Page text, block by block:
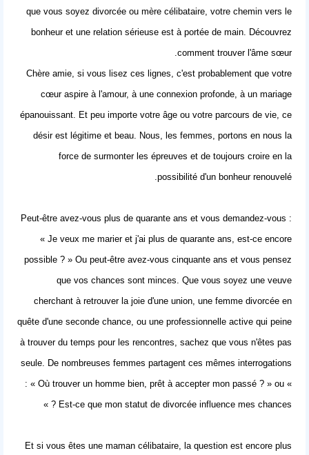
que vous soyez divorcée ou mère célibataire, votre chemin vers le
bonheur et une relation sérieuse est à portée de main. Découvrez
comment trouver l'âme sœur.
Chère amie, si vous lisez ces lignes, c'est probablement que votre
cœur aspire à l'amour, à une connexion profonde, à un mariage
épanouissant. Et peu importe votre âge ou votre parcours de vie, ce
désir est légitime et beau. Nous, les femmes, portons en nous la
force de surmonter les épreuves et de toujours croire en la
possibilité d'un bonheur renouvelé.
Peut-être avez-vous plus de quarante ans et vous demandez-vous :
« Je veux me marier et j'ai plus de quarante ans, est-ce encore
possible ? » Ou peut-être avez-vous cinquante ans et vous pensez
que vos chances sont minces. Que vous soyez une veuve
cherchant à retrouver la joie d'une union, une femme divorcée en
quête d'une seconde chance, ou une professionnelle active qui peine
à trouver du temps pour les rencontres, sachez que vous n'êtes pas
seule. De nombreuses femmes partagent ces mêmes interrogations
: « Où trouver un homme bien, prêt à accepter mon passé ? » ou «
Est-ce que mon statut de divorcée influence mes chances ? »
Et si vous êtes une maman célibataire, la question est encore plus